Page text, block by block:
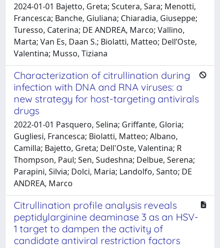
2024-01-01 Bajetto, Greta; Scutera, Sara; Menotti,
Francesca; Banche, Giuliana; Chiaradia, Giuseppe;
Turesso, Caterina; DE ANDREA, Marco; Vallino,
Marta; Van Es, Daan S.; Biolatti, Matteo; Dell’Oste,
Valentina; Musso, Tiziana
Characterization of citrullination during
infection with DNA and RNA viruses: a
new strategy for host-targeting antivirals
drugs
2022-01-01 Pasquero, Selina; Griffante, Gloria;
Gugliesi, Francesca; Biolatti, Matteo; Albano,
Camilla; Bajetto, Greta; Dell'Oste, Valentina; R
Thompson, Paul; Sen, Sudeshna; Delbue, Serena;
Parapini, Silvia; Dolci, Maria; Landolfo, Santo; DE
ANDREA, Marco
Citrullination profile analysis reveals
peptidylarginine deaminase 3 as an HSV-
1 target to dampen the activity of
candidate antiviral restriction factors